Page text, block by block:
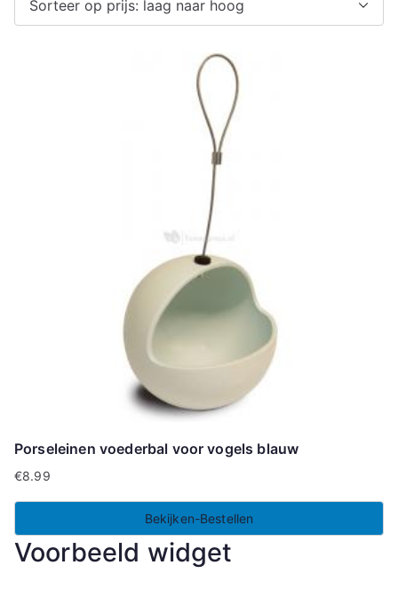
Porseleinen voederbal voor vogels blauw
€8.99
Bekijken-Bestellen
Voorbeeld widget